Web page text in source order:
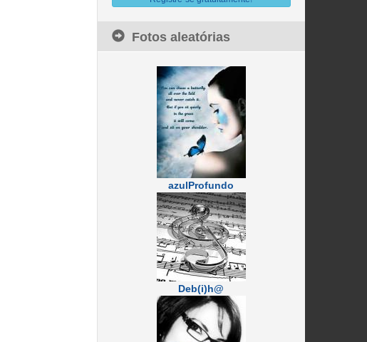
Fotos aleatórias
azulProfundo
Deb(i)h@